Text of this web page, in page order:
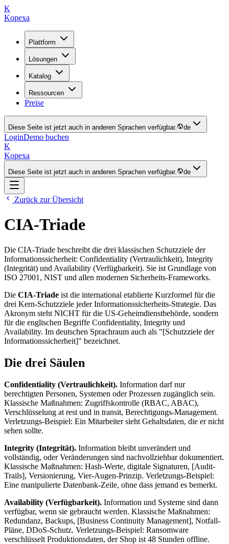
K
Kopexa
Plattform
Lösungen
Katalog
Ressourcen
Preise
Diese Seite ist jetzt auch in anderen Sprachen verfügbar. de
LoginDemo buchen
K
Kopexa
Diese Seite ist jetzt auch in anderen Sprachen verfügbar. de
Zurück zur Übersicht
CIA-Triade
Die CIA-Triade beschreibt die drei klassischen Schutzziele der
Informationssicherheit: Confidentiality (Vertraulichkeit), Integrity
(Integrität) und Availability (Verfügbarkeit). Sie ist Grundlage von
ISO 27001, NIST und allen modernen Sicherheits-Frameworks.
Die CIA-Triade ist die international etablierte Kurzformel für die
drei Kern-Schutzziele jeder Informationssicherheits-Strategie. Das
Akronym steht NICHT für die US-Geheimdienstbehörde, sondern
für die englischen Begriffe Confidentiality, Integrity und
Availability. Im deutschen Sprachraum auch als "[Schutzziele der
Informationssicherheit]" bezeichnet.
Die drei Säulen
Confidentiality (Vertraulichkeit). Information darf nur
berechtigten Personen, Systemen oder Prozessen zugänglich sein.
Klassische Maßnahmen: Zugriffskontrolle (RBAC, ABAC),
Verschlüsselung at rest und in transit, Berechtigungs-Management.
Verletzungs-Beispiel: Ein Mitarbeiter sieht Gehaltsdaten, die er nicht
sehen sollte.
Integrity (Integrität). Information bleibt unverändert und
vollständig, oder Veränderungen sind nachvollziehbar dokumentiert.
Klassische Maßnahmen: Hash-Werte, digitale Signaturen, [Audit-
Trails], Versionierung, Vier-Augen-Prinzip. Verletzungs-Beispiel:
Eine manipulierte Datenbank-Zeile, ohne dass jemand es bemerkt.
Availability (Verfügbarkeit). Information und Systeme sind dann
verfügbar, wenn sie gebraucht werden. Klassische Maßnahmen:
Redundanz, Backups, [Business Continuity Management], Notfall-
Pläne, DDoS-Schutz. Verletzungs-Beispiel: Ransomware
verschlüsselt Produktionsdaten, der Shop ist 48 Stunden offline.